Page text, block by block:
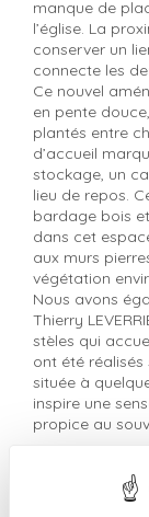
manque de
l’église. La
conserver un
connecte les
Ce nouvel
en pente
plantés entre
d’accueil
stockage, un
lieu de repos.
bardage bois
dans cet
aux murs
végétation
Nous avons
Thierry
stèles qui
ont été
située à
inspire une
propice au
Retour à la